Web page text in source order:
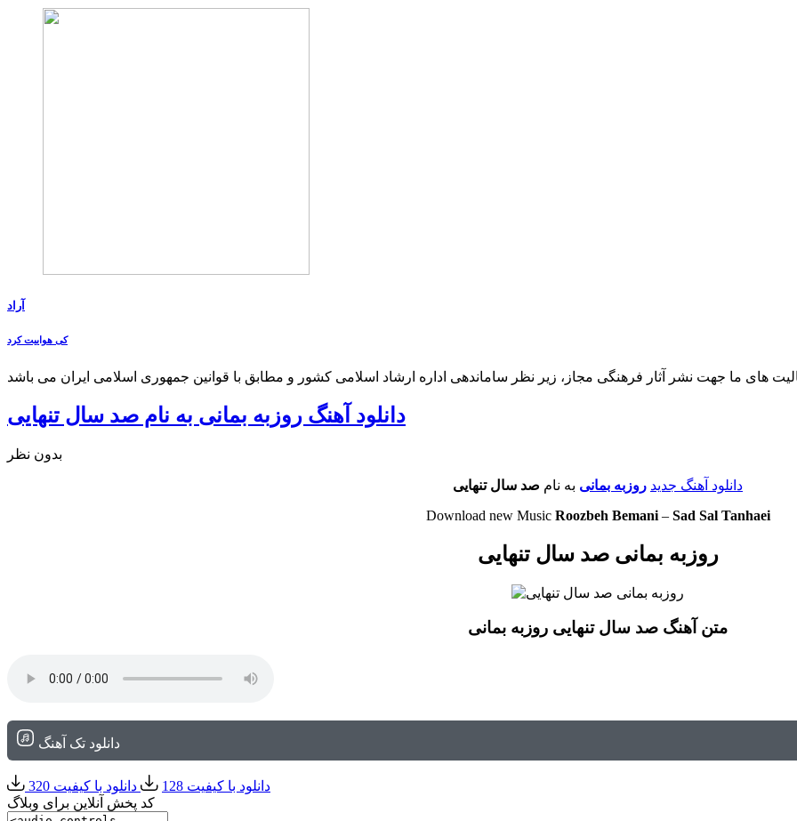
آراد
کی هواییت کرد
های ما جهت نشر آثار فرهنگی مجاز، زیر نظر ساماندهی اداره ارشاد اسلامی کشور و مطابق با قوانین جمهوری اسلامی ایران می باشد
دانلود آهنگ روزبه بمانی به نام صد سال تنهایی
بدون نظر
دانلود آهنگ جدید روزبه بمانی به نام صد سال تنهایی
Download new Music Roozbeh Bemani– Sad Sal Tanhaei
روزبه بمانی صد سال تنهایی
متن آهنگ صد سال تنهایی روزبه بمانی
دانلود تک آهنگ
دانلود با کیفیت 128
دانلود با کیفیت 320
کد پخش آنلاین برای وبلاگ